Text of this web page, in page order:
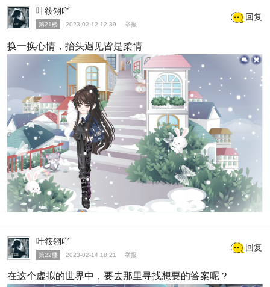
叶筱翎吖
第21楼 2023-02-12 12:39 举报
回复
换一换心情，抬头遇见皆是柔情
叶筱翎吖
第22楼 2023-02-14 18:21 举报
回复
在这个虚拟的世界中，要去那里寻找想要的答案呢？